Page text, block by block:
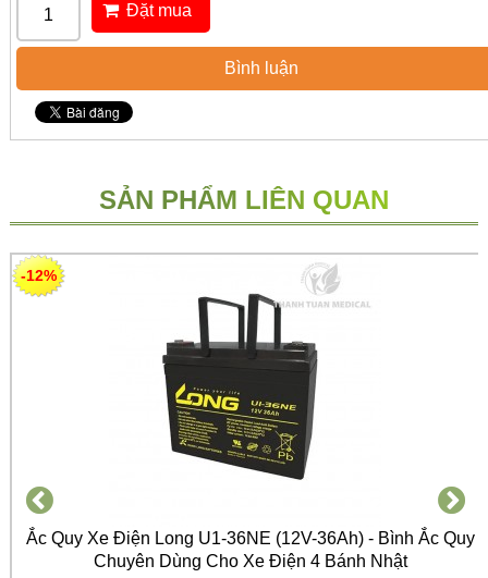
Đặt mua
Bình luận
SẢN PHẨM LIÊN QUAN
Ắc Quy Xe Điện Long U1-36NE (12V-36Ah) - Bình Ắc Quy
Chuyên Dùng Cho Xe Điện 4 Bánh Nhật
-12%